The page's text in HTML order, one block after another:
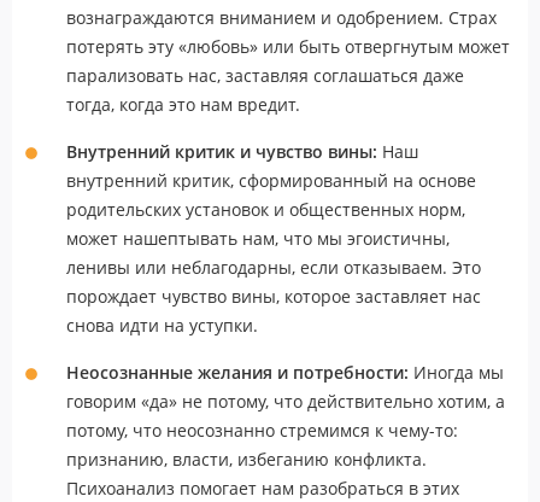
вознаграждаются вниманием и одобрением. Страх
потерять эту «любовь» или быть отвергнутым может
парализовать нас, заставляя соглашаться даже
тогда, когда это нам вредит.
Внутренний критик и чувство вины: Наш
внутренний критик, сформированный на основе
родительских установок и общественных норм,
может нашептывать нам, что мы эгоистичны,
ленивы или неблагодарны, если отказываем. Это
порождает чувство вины, которое заставляет нас
снова идти на уступки.
Неосознанные желания и потребности: Иногда мы
говорим «да» не потому, что действительно хотим, а
потому, что неосознанно стремимся к чему-то:
признанию, власти, избеганию конфликта.
Психоанализ помогает нам разобраться в этих